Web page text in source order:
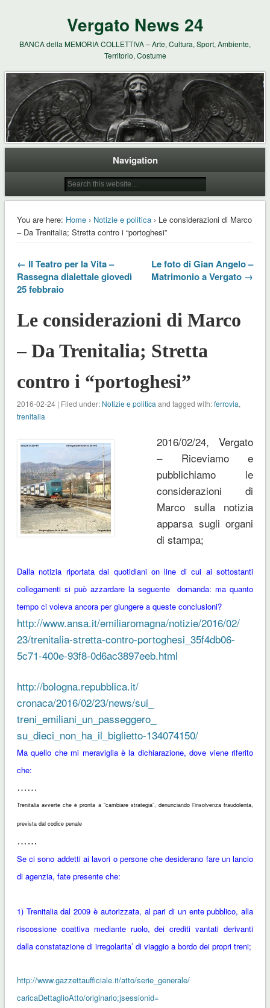
Vergato News 24
BANCA della MEMORIA COLLETTIVA – Arte, Cultura, Sport, Ambiente,
Territorio, Costume
Navigation
You are here: Home› Notizie e politica› Le considerazioni di Marco
– Da Trenitalia; Stretta contro i “portoghesi”
← Il Teatro per la Vita –
Rassegna dialettale giovedì
25 febbraio
Le foto di Gian Angelo –
Matrimonio a Vergato →
Le considerazioni di Marco
– Da Trenitalia; Stretta
contro i “portoghesi”
2016-02-24 | Filed under: Notizie e politica and tagged with:ferrovia,
trenitalia
2016/02/24, Vergato
– Riceviamo e
pubblichiamo le
considerazioni di
Marco sulla notizia
apparsa sugli organi
di stampa;
Dalla notizia riportata dai quotidiani on line di cui ai sottostanti
collegamenti si può azzardare la seguente domanda: ma quanto
tempo ci voleva ancora per giungere a queste conclusioni?
http://www.ansa.it/emiliaromagna/notizie/2016/02/
23/trenitalia-stretta-contro-portoghesi_35f4db06-
5c71-400e-93f8-0d6ac3897eeb.html
http://bologna.repubblica.it/
cronaca/2016/02/23/news/sui_
treni_emiliani_un_passeggero_
su_dieci_non_ha_il_biglietto-134074150/
Ma quello che mi meraviglia è la dichiarazione, dove viene riferito
che:
……
Trenitalia avverte che è pronta a “cambiare strategia”, denunciando l’insolvenza fraudolenta,
prevista dal codice penale
……
Se ci sono addetti ai lavori o persone che desiderano fare un lancio
di agenzia, fate presente che:
1) Trenitalia dal 2009 è autorizzata, al pari di un ente pubblico,alla
riscossione coattiva mediante ruolo, dei crediti vantati derivanti
dalla constatazione di irregolarita’ di viaggio a bordo dei propri treni;
http://www.gazzettaufficiale.it/atto/serie_generale/
caricaDettaglioAtto/originario;jsessionid=